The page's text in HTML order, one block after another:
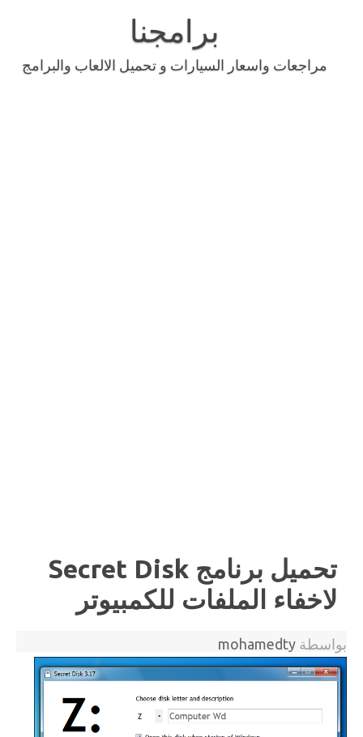
برامجنا
مراجعات واسعار السيارات و تحميل الالعاب والبرامج
تحميل برنامج Secret Disk
لاخفاء الملفات للكمبيوتر
بواسطة mohamedty